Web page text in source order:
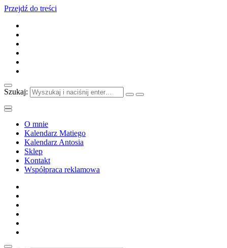
Przejdź do treści
Szukaj:
O mnie
Kalendarz Matiego
Kalendarz Antosia
Sklep
Kontakt
Współpraca reklamowa